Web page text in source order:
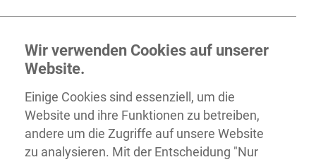
Wir verwenden Cookies auf unserer
Website.
Einige Cookies sind essenziell, um die
Website und ihre Funktionen zu betreiben,
andere um die Zugriffe auf unsere Website
zu analysieren. Mit der Entscheidung "Nur